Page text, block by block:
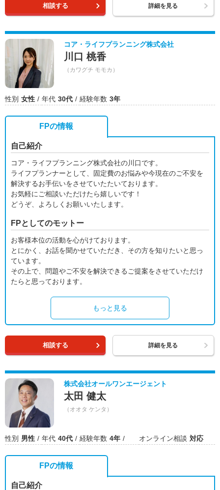
相談する 詳細を見る
コア・ライフプランニング株式会社
川口 桃香
（カワグチ モモカ）
性別 女性 年代 30代 経験年数 3年
FPの情報
自己紹介
コア・ライフプランニング株式会社の川口です。
ライフプランナーとして、固定費のお悩みや今現在のご不安を
解決するお手伝いをさせていたたいております。
お気軽にご相談いただけたら嬉しいです！
どうぞ、よろしくお願いいたします。
FPとしてのモットー
お客様本位の活動を心がけております。
とにかく、お話を聞かせていただき、その方を知りたいと思っ
ています。
その上で、問題やご不安を解決できるご提案をさせていただけ
たらと思っております。
もっと見る
相談する 詳細を見る
株式会社オールワンエージェント
太田 健太
（オオタ ケンタ）
性別 男性 年代 40代 経験年数 4年 オンライン相談 対応
FPの情報
自己紹介